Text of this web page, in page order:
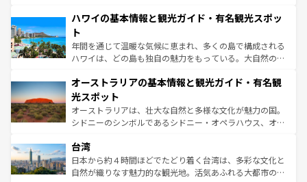
着のスイス情報はコンテンツ一覧を参照してほしい。
のような巨大都市は、観光、ショッピング、エンターテイ
ンメントが詰まった刺激的なスポットだ。一方、アメリカ
西部には大自然が広がり、グランドキャニオンやイエロー
ストーン国立公園といった絶景が堪能できる。さらに、南
文化が魅力。旅行者はアメリカの各地域で異なる魅力を楽
しみながら、その多様性と豊かな歴史を感じることができ
るだろう。車でのロードトリップや列車の旅も、アメリカ
ならではの贅沢な旅のスタイルだ。 なお、新着のアメリカ
情報は コンテンツ一覧 を参照してほしい。
ハワイの基本情報と観光ガイド・有名観光スポッ
ト
年間を通じて温暖な気候に恵まれ、多くの島で構成される
ハワイは、どの島も独自の魅力をもっている。大自然の神
ワイ島は見逃せない。また、定番の観光地といえばオアフ
島だが、静かな自然を求めるならマウイ島やカウアイ島が
おすすめ。エメラルドグリーンに輝く海をはじめ、豊かな
文化や歴史が息づいている。「アロハスピリット」と呼ば
人々、おいしいローカルフードやハワイアンミュージッ
ク、伝統的なフラダンスなど、すべてがハワイの魅力を彩
っている。訪れるたびに新しい発見と感動が待っているハ
オーストラリアの基本情報と観光ガイド・有名観
光スポット
オーストラリアは、壮大な自然と多様な文化が魅力の国。
シドニーのシンボルであるシドニー・オペラハウス、オー
リアリーフや大陸中央部にそびえるウルル（エアーズロッ
ク）、タスマニアの美しい原生林やケアンズの熱帯雨林な
ど、見どころがたくさん。また、カフェやワイン、オージ
台湾
日本から約４時間ほどでたどり着く台湾は、多彩な文化と
自然が織りなす魅力的な観光地。活気あふれる大都市の台